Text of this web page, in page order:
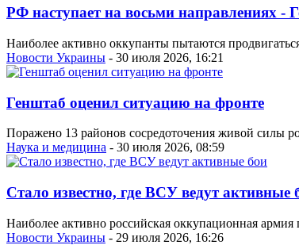
РФ наступает на восьми направлениях -
Наиболее активно оккупанты пытаются
Новости Украины - 30 июля 2026, 16:21
Генштаб оценил ситуацию на фронте
Поражено 13 районов сосредоточения живой силы
Наука и медицина - 30 июля 2026, 08:59
Стало известно, где ВСУ ведут активные
Наиболее активно российская оккупационная
Новости Украины - 29 июля 2026, 16:26